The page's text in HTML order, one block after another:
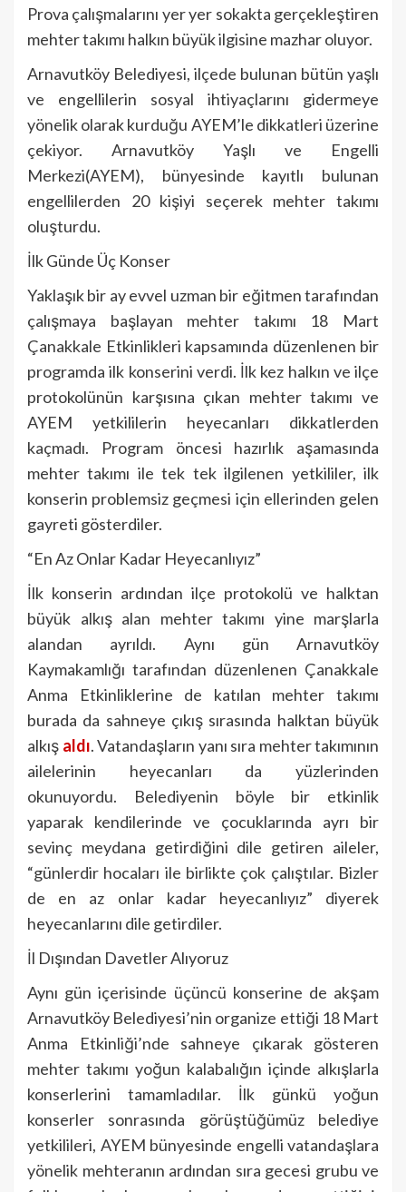
Prova çalışmalarını yer yer sokakta gerçekleştiren
mehter takımı halkın büyük ilgisine mazhar oluyor.
Arnavutköy Belediyesi, ilçede bulunan bütün yaşlı
ve engellilerin sosyal ihtiyaçlarını gidermeye
yönelik olarak kurduğu AYEM’le dikkatleri üzerine
çekiyor. Arnavutköy Yaşlı ve Engelli
Merkezi(AYEM), bünyesinde kayıtlı bulunan
engellilerden 20 kişiyi seçerek mehter takımı
oluşturdu.
İlk Günde Üç Konser
Yaklaşık bir ay evvel uzman bir eğitmen tarafından
çalışmaya başlayan mehter takımı 18 Mart
Çanakkale Etkinlikleri kapsamında düzenlenen bir
programda ilk konserini verdi. İlk kez halkın ve ilçe
protokolünün karşısına çıkan mehter takımı ve
AYEM yetkililerin heyecanları dikkatlerden
kaçmadı. Program öncesi hazırlık aşamasında
mehter takımı ile tek tek ilgilenen yetkililer, ilk
konserin problemsiz geçmesi için ellerinden gelen
gayreti gösterdiler.
“En Az Onlar Kadar Heyecanlıyız”
İlk konserin ardından ilçe protokolü ve halktan
büyük alkış alan mehter takımı yine marşlarla
alandan ayrıldı. Aynı gün Arnavutköy
Kaymakamlığı tarafından düzenlenen Çanakkale
Anma Etkinliklerine de katılan mehter takımı
burada da sahneye çıkış sırasında halktan büyük
alkış aldı. Vatandaşların yanı sıra mehter takımının
ailelerinin heyecanları da yüzlerinden
okunuyordu. Belediyenin böyle bir etkinlik
yaparak kendilerinde ve çocuklarında ayrı bir
sevinç meydana getirdiğini dile getiren aileler,
“günlerdir hocaları ile birlikte çok çalıştılar. Bizler
de en az onlar kadar heyecanlıyız” diyerek
heyecanlarını dile getirdiler.
İl Dışından Davetler Alıyoruz
Aynı gün içerisinde üçüncü konserine de akşam
Arnavutköy Belediyesi’nin organize ettiği 18 Mart
Anma Etkinliği’nde sahneye çıkarak gösteren
mehter takımı yoğun kalabalığın içinde alkışlarla
konserlerini tamamladılar. İlk günkü yoğun
konserler sonrasında görüştüğümüz belediye
yetkilileri, AYEM bünyesinde engelli vatandaşlara
yönelik mehteranın ardından sıra gecesi grubu ve